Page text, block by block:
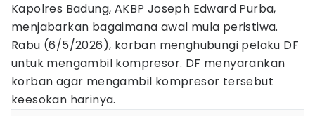
Kapolres Badung, AKBP Joseph Edward Purba,
menjabarkan bagaimana awal mula peristiwa.
Rabu (6/5/2026), korban menghubungi pelaku DF
untuk mengambil kompresor. DF menyarankan
korban agar mengambil kompresor tersebut
keesokan harinya.